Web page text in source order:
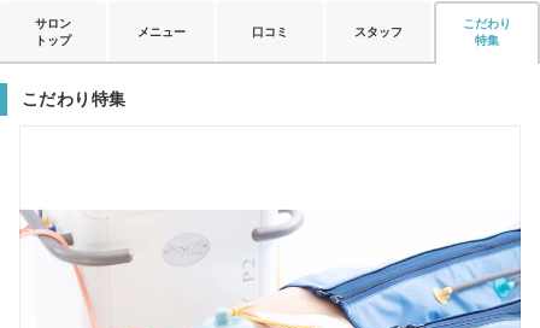
サロン
トップ
メニュー 口コミ スタッフ
こだわり
特集
こだわり特集